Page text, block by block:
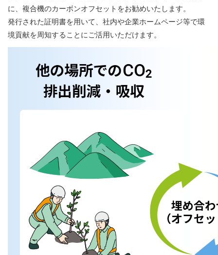
に、複合機のカーボンオフセットをお勧めいたします。
発行された証明書を用いて、社内や企業ホームページ等で環
境貢献を周知することにご活用いただけます。